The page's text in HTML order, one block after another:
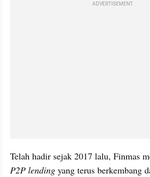
ADVERTISEMENT
Telah hadir sejak 2017 lalu, Finmas
P2P lending yang terus berkembang